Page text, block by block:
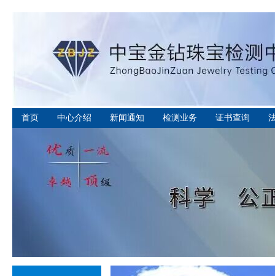
首页 中心介绍 新闻通知 检测业务 证书查询